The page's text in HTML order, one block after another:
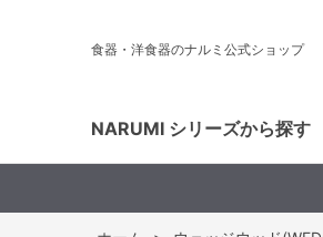
食器・洋食器のナルミ公式ショップ
NARUMI シリーズから探す